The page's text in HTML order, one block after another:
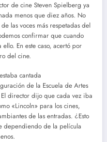
de cine Steven Spielberg ya
menos que diez años. No
las voces más respetadas del
confirmar que cuando
En este caso, acertó por
del cine.
cantada
de la Escuela de Artes
director dijo que cada vez iba
«Lincoln» para los cines,
de las entradas. ¿Esto
dependiendo de la película